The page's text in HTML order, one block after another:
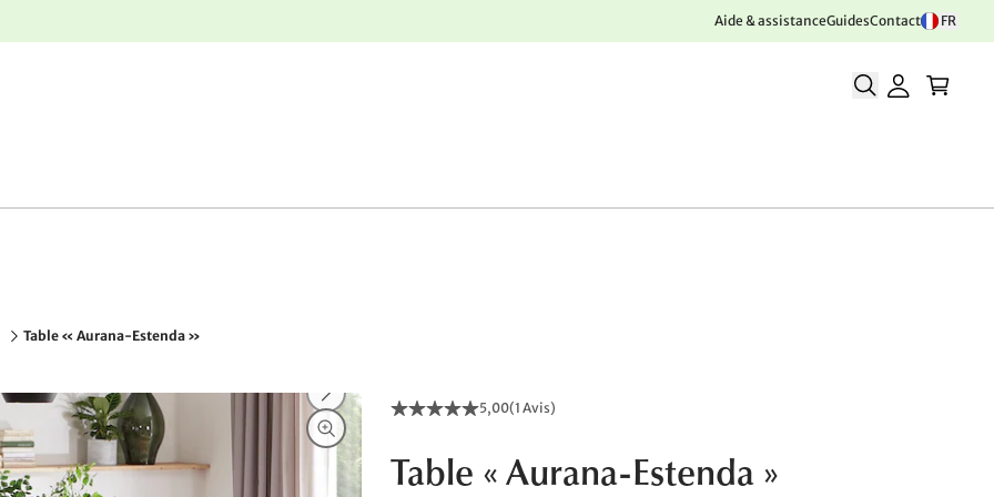
Aide & assistanceGuidesContact FR
Table « Aurana-Estenda »
5,00(1 Avis)
Table « Aurana-Estenda »